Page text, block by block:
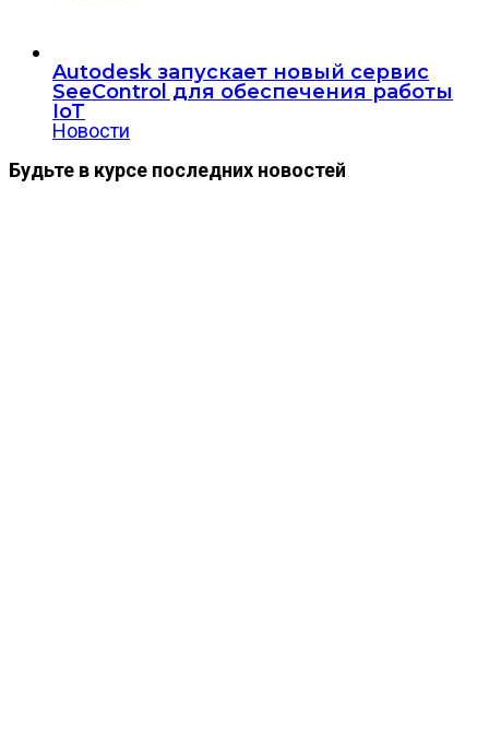
Autodesk запускает новый сервис
SeeControl для обеспечения работы
IoT
Новости
Будьте в курсе последних новостей